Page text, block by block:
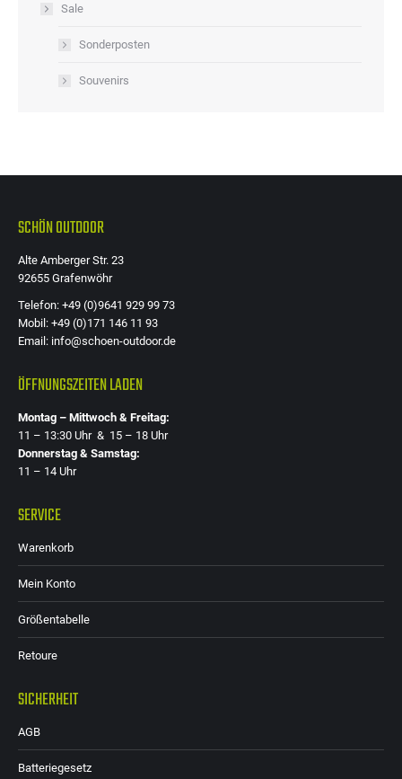
Sale
Sonderposten
Souvenirs
SCHÖN OUTDOOR
Alte Amberger Str. 23
92655 Grafenwöhr
Telefon: +49 (0)9641 929 99 73
Mobil: +49 (0)171 146 11 93
Email: info@schoen-outdoor.de
ÖFFNUNGSZEITEN LADEN
Montag – Mittwoch & Freitag:
11 – 13:30 Uhr & 15 – 18 Uhr
Donnerstag & Samstag:
11 – 14 Uhr
SERVICE
Warenkorb
Mein Konto
Größentabelle
Retoure
SICHERHEIT
AGB
Batteriegesetz